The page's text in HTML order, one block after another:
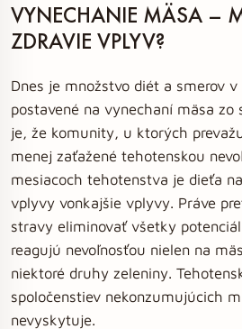
VYNECHANIE MÄSA –
ZDRAVIE VPLYV?
Dnes je množstvo diét a smerov
postavené na vynechaní mäsa
je, že komunity, u ktorých
menej zaťažené tehotenskou
mesiacoch tehotenstva je dieťa
vplyvy vonkajšie vplyvy. Práve
stravy eliminovať všetky
reagujú nevoľnosťou nielen na
niektoré druhy zeleniny.
spoločenstiev nekonzumujúcich
nevyskytuje.